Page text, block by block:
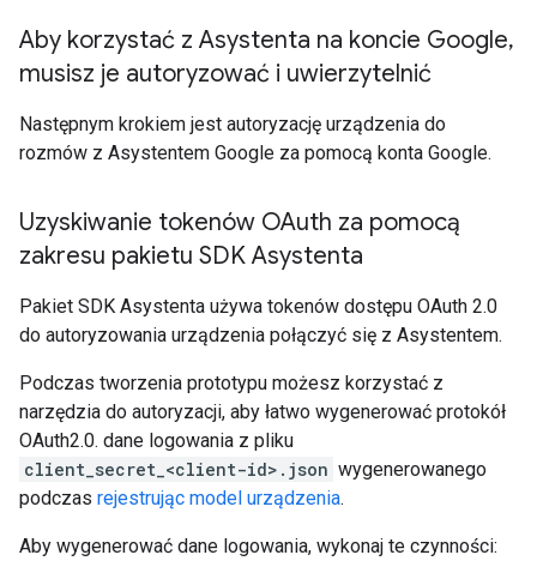
Aby korzystać z Asystenta na koncie Google,
musisz je autoryzować i uwierzytelnić
Następnym krokiem jest autoryzację urządzenia do
rozmów z Asystentem Google za pomocą konta Google.
Uzyskiwanie tokenów OAuth za pomocą
zakresu pakietu SDK Asystenta
Pakiet SDK Asystenta używa tokenów dostępu OAuth 2.0
do autoryzowania urządzenia połączyć się z Asystentem.
Podczas tworzenia prototypu możesz korzystać z
narzędzia do autoryzacji, aby łatwo wygenerować protokół
OAuth2.0. dane logowania z pliku
client_secret_<client-id>.json wygenerowanego
podczas rejestrując model urządzenia.
Aby wygenerować dane logowania, wykonaj te czynności: